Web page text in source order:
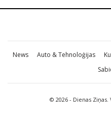
News Auto & Tehnoloģijas
© 2026 - Dienas Ziņas.